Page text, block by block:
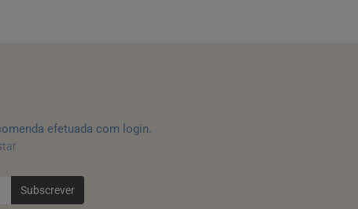
efetuada com login.
Subscrever